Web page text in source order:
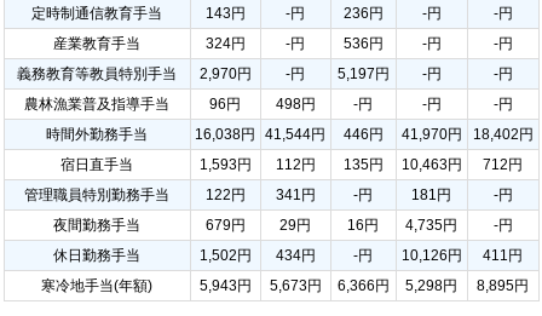
定時制通信教育手当
143円 -円 236円 -円
-円
産業教育手当
324円 -円 536円 -円
-円
義務教育等教員特別手当
2,970円 -円 5,197円 -円
-円
農林漁業普及指導手当
96円 498円 -円 -円
-円
時間外勤務手当
16,038円 41,544円 446円 41,970円
18,402円
宿日直手当
1,593円 112円 135円 10,463円
712円
管理職員特別勤務手当
122円 341円 -円 181円
-円
夜間勤務手当
679円 29円 16円 4,735円
-円
休日勤務手当
1,502円 434円 -円 10,126円
411円
寒冷地手当(年額)
5,943円 5,673円 6,366円 5,298円 8,895円